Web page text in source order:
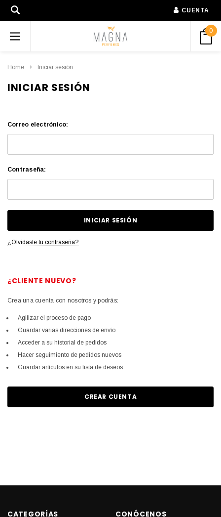
CUENTA
0
Home Iniciar sesión
INICIAR SESIÓN
Correo electrónico:
Contraseña:
¿Olvidaste tu contraseña?
¿CLIENTE NUEVO?
Crea una cuenta con nosotros y podrás:
Agilizar el proceso de pago
Guardar varias direcciones de envío
Acceder a su historial de pedidos
Hacer seguimiento de pedidos nuevos
Guardar artículos en su lista de deseos
CREAR CUENTA
CATEGORÍAS CONÓCENOS